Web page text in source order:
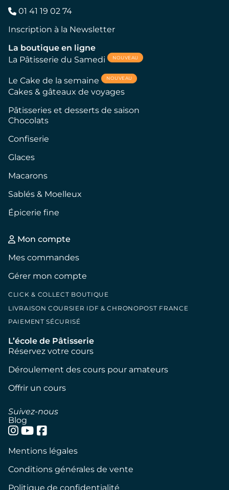
01 41 19 02 74
Inscription à la Newsletter
La boutique en ligne
La Pâtisserie du Samedi
NOUVEAU
Le Cake de la semaine NOUVEAU
Cakes & gâteaux de voyages
Pâtisseries et desserts de saison
Chocolats
Confiserie
Glaces
Macarons
Sablés & Moelleux
Épicerie fine
Mon compte
Mes commandes
Gérer mon compte
CLICK & COLLECT BOUTIQUE
LIVRAISON COURSIER IDF & CHRONOPOST FRANCE
PAIEMENT SÉCURISÉ
L’école de Pâtisserie
Réservez votre cours
Déroulement des cours pour amateurs
Offrir un cours
Suivez-nous
Blog
Mentions légales
Conditions générales de vente
Politique de confidentialité